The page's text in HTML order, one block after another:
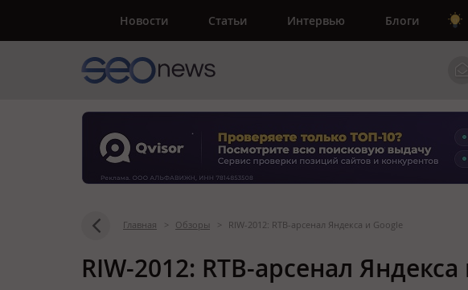
Новости Статьи Интервью Блоги
Главная > Обзоры > RIW-2012: RTB-арсенал Яндекса и Google
RIW-2012: RTB-арсенал